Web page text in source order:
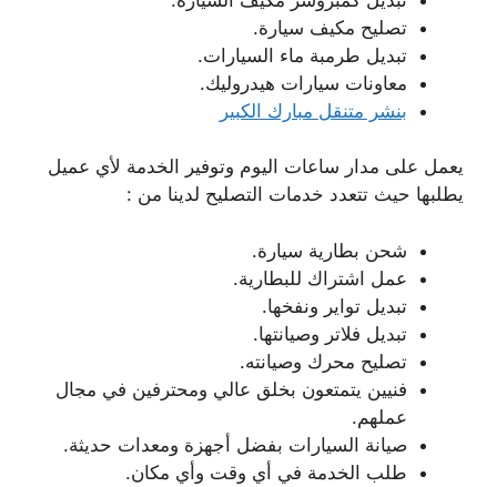
تصليح مكيف سيارة.
تبديل طرمبة ماء السيارات.
معاونات سيارات هيدروليك.
بنشر متنقل مبارك الكبير
يعمل على مدار ساعات اليوم وتوفير الخدمة لأي عميل
يطلبها حيث تتعدد خدمات التصليح لدينا من :
شحن بطارية سيارة.
عمل اشتراك للبطارية.
تبديل تواير ونفخها.
تبديل فلاتر وصيانتها.
تصليح محرك وصيانته.
فنيين يتمتعون بخلق عالي ومحترفين في مجال
عملهم.
صيانة السيارات بفضل أجهزة ومعدات حديثة.
طلب الخدمة في أي وقت وأي مكان.